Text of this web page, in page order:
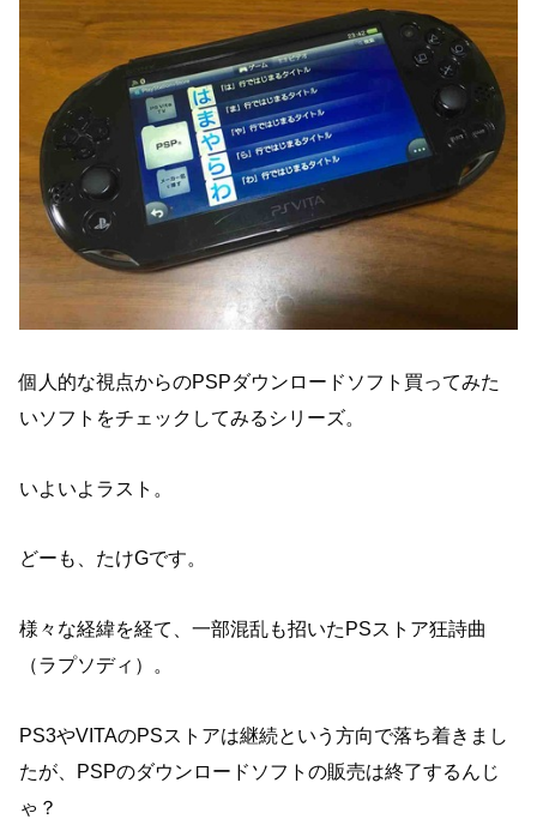
個人的な視点からのPSPダウンロードソフト買ってみた
いソフトをチェックしてみるシリーズ。
いよいよラスト。
どーも、たけGです。
様々な経緯を経て、一部混乱も招いたPSストア狂詩曲
（ラプソディ）。
PS3やVITAのPSストアは継続という方向で落ち着きまし
たが、PSPのダウンロードソフトの販売は終了するんじ
ゃ？